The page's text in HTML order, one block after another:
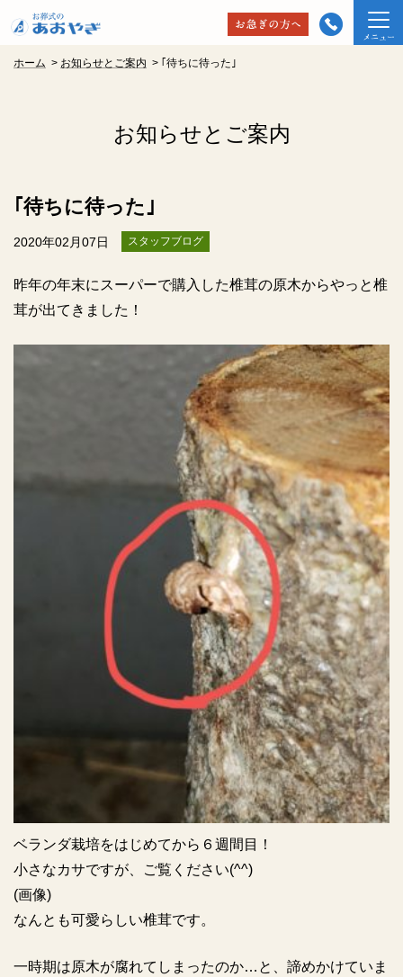
ホーム > お知らせとご案内 > ｢待ちに待った｣
お知らせとご案内
｢待ちに待った｣
2020年02月07日 スタッフブログ
昨年の年末にスーパーで購入した椎茸の原木からやっと椎
茸が出てきました！
ベランダ栽培をはじめてから６週間目！
小さなカサですが、ご覧ください(^^)
(画像)
なんとも可愛らしい椎茸です。
一時期は原木が腐れてしまったのか…と、諦めかけていま